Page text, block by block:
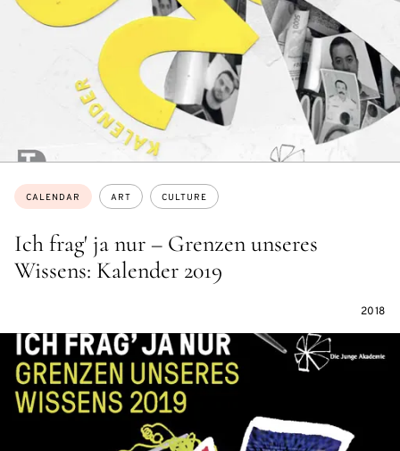
Ich frag' ja nur – Grenzen unseres
Wissens: Kalender 2019
Topics:
CALENDAR ART CULTURE
2018